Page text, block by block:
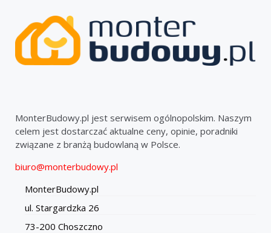
MonterBudowy.pl jest serwisem ogólnopolskim. Naszym
celem jest dostarczać aktualne ceny, opinie, poradniki
związane z branżą budowlaną w Polsce.
biuro@monterbudowy.pl
MonterBudowy.pl
ul. Stargardzka 26
73-200 Choszczno